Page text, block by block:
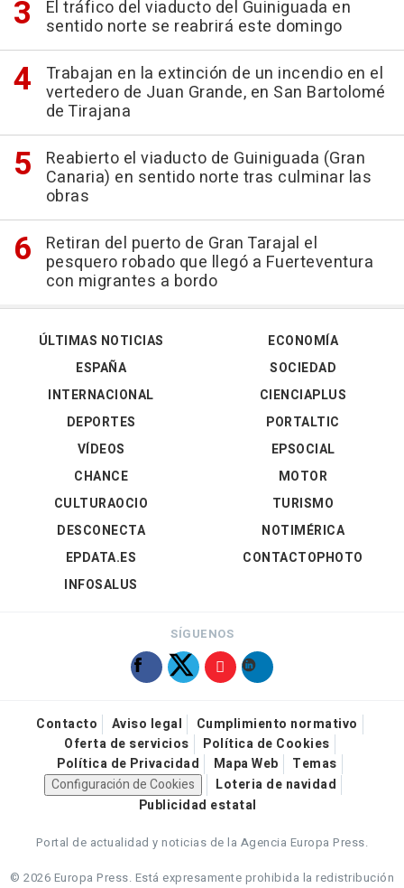
El tráfico del viaducto del Guiniguada en
sentido norte se reabrirá este domingo
Trabajan en la extinción de un incendio en el
vertedero de Juan Grande, en San Bartolomé
de Tirajana
Reabierto el viaducto de Guiniguada (Gran
Canaria) en sentido norte tras culminar las
obras
Retiran del puerto de Gran Tarajal el
pesquero robado que llegó a Fuerteventura
con migrantes a bordo
ÚLTIMAS NOTICIAS
ESPAÑA
INTERNACIONAL
DEPORTES
VÍDEOS
ECONOMÍA
SOCIEDAD
CIENCIAPLUS
PORTALTIC
EPSOCIAL
CHANCE
CULTURAOCIO
DESCONECTA
EPDATA.ES
INFOSALUS
MOTOR
TURISMO
NOTIMÉRICA
CONTACTOPHOTO
SÍGUENOS
Contacto Aviso legal
Cumplimiento normativo
Oferta de servicios
Política de Cookies
Política de Privacidad
Mapa Web
Temas
Configuración de Cookies
Loteria de navidad
Publicidad estatal
Portal de actualidad y noticias de la Agencia Europa Press.
© 2026 Europa Press. Está expresamente prohibida la redistribución